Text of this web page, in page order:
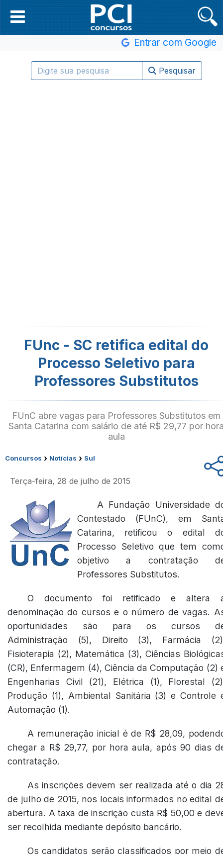
Entrar com Google
Pesquisar
FUnc - SC retifica edital do
Processo Seletivo para
Professores Substitutos
FUnC abre vagas para Professores Substitutos em
Santa Catarina com salário de até R$ 29,77 por
aula
Concursos › Notícias › Sul
Terça-feira, 28 de julho de 2015
A Fundação Universidade
Contestado (FUnC), em
Catarina, retificou o edital
Processo Seletivo que tem
objetivo a contratação
Professores Substitutos.
O documento foi retificado e altera
denominação do cursos e o número de vagas.
oportunidades são para os cursos
Administração (5), Direito (3), Farmácia
Fisioterapia (2), Matemática (3), Ciências
(CR), Enfermagem (4), Ciência da Computação (2)
Engenharias Civil (21), Elétrica (1), Florestal
Produção (1), Ambiental Sanitária (3) e Controle
Automação (1).
A remuneração inicial é de R$ 28,09,
chegar a R$ 29,77, por hora aula, após 90 dias
contratação.
As inscrições devem ser realizada até o dia
de julho de 2015, nos locais informados no edital
abertura. A taxa de inscrição custa R$ 50,00 e
ser recolhida mediante depósito bancário.
Os candidatos serão classificados por meio